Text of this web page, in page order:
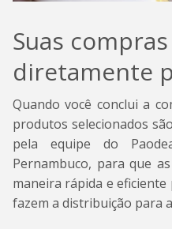
Suas
diretamente
Quando você conclui a
produtos selecionados
pela equipe do
Pernambuco, para que
maneira rápida e
fazem a distribuição para